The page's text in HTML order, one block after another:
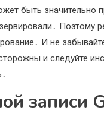
быть значительно
Поэтому
И не
и следуйте
записи